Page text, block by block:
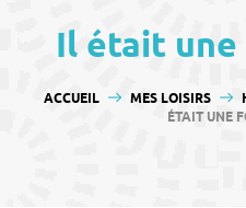
Il était
VOUS ÊTES ICI :
ACCUEIL MES LOISIRS
ÉTAIT UNE